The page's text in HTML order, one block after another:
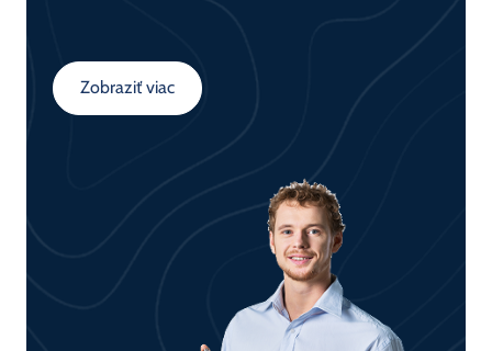
administrátorov aj vývojárov.
Zobraziť viac